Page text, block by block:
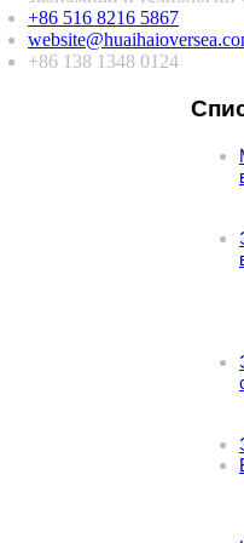
+86 516 8216 5867
+86 138 1348 0124